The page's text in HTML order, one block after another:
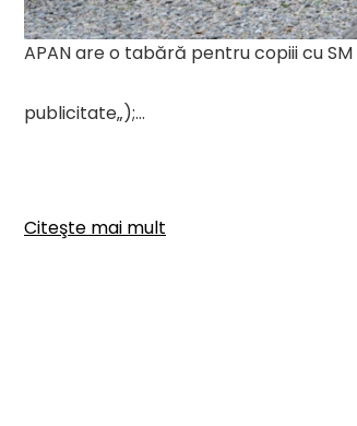
APAN are o tabără pentru copiii cu
publicitate„);…
Citeşte mai mult